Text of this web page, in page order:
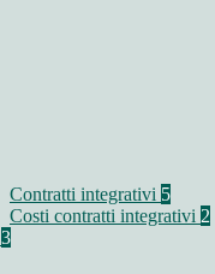
Contratti integrativi 5
Costi contratti integrativi 2
3